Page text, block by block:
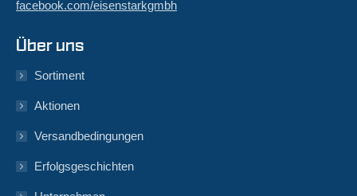
facebook.com/eisenstarkgmbh
Über uns
Sortiment
Aktionen
Versandbedingungen
Erfolgsgeschichten